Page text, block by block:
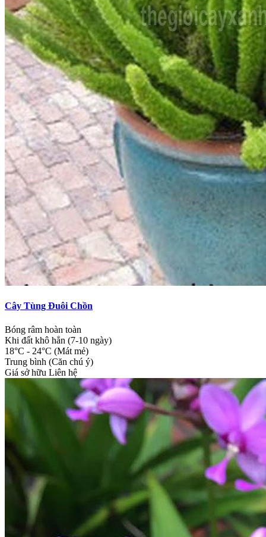
Cây Tùng Đuôi Chồn
Bóng râm hoàn toàn
Khi đất khô hẳn (7-10 ngày)
18°C - 24°C (Mát mẻ)
Trung bình (Căn chú ý)
Giá sở hữu Liên hệ